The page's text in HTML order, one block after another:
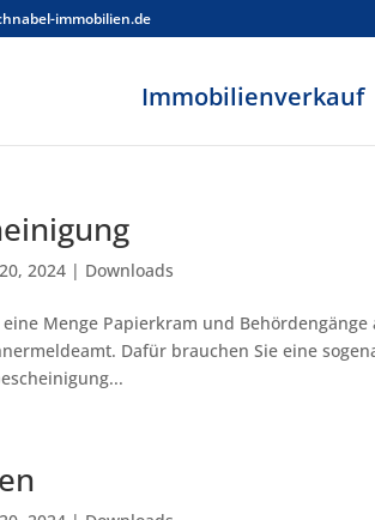
immobilien.de
Immobilienverkauf
2024 | Downloads
Menge Papierkram und
Dafür brauchen Sie eine